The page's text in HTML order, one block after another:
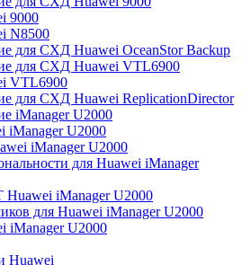
9000
N8500
для СХД Huawei OceanStor Backup
для СХД Huawei VTL6900
VTL6900
для СХД Huawei ReplicationDirector
iManager U2000
iManager U2000
iManager U2000
для Huawei iManager
iManager U2000
для Huawei iManager U2000
iManager U2000
Huawei